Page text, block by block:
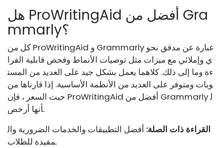
هل ProWritingAid أفضل من Gra
mmarly؟
كل من ProWritingAid و Grammarly عبارة عن مدقق نحو
ي وإملائي مع ميزات مثل توصيات الأنماط وفحص قابلية القرا
ءة وما إلى ذلك. كلاهما يعمل بشكل جيد على العديد من المست
ويات ومتوفر على العديد من الأنظمة الأساسية. إذا قارناها من
حيث السعر ، فإن ProWritingAid أفضل من Grammarly ل
أنها أرخص.
القراءة ذات الصلة: أفضل التطبيقات والخدمات الضرورية وال
مفيدة للطلاب.